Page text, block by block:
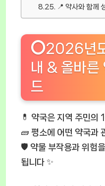
📍 약사와 함께
⭕2026년
내 & 올바른
드
💊 약국은 지역 주민의
🧱 평소에 어떤 약국과
🛡️ 약물 부작용과 위험
됩니다 ✨